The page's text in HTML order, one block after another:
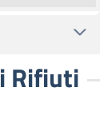
Rifiuti